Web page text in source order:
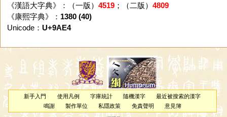
《漢語大字典》：（一版） 4519；（二版） 4809
《康熙字典》： 1380 (40)
Unicode： U+9AE4
新手入門 使用凡例 字庫統計 隨機漢字
最近被搜索的漢字
鳴謝
製作單位 私隱政策 免責聲明 意見簿